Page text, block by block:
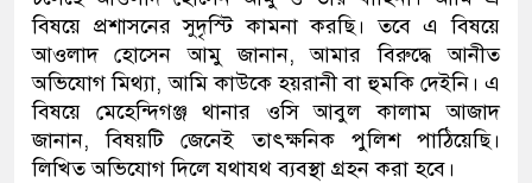
বিষয়ে প্রশাসনের সুদৃস্টি কামনা করছি। তবে এ বিষয়ে
আওলাদ হোসেন আমু জানান, আমার বিরুদ্ধে আনীত
অভিযোগ মিথ্যা, আমি কাউকে হয়রানী বা হুমকি দেইনি। এ
বিষয়ে মেহেন্দিগঞ্জ থানার ওসি আবুল কালাম আজাদ
জানান, বিষয়টি জেনেই তাৎক্ষনিক পুলিশ পাঠিয়েছি।
লিখিত অভিযোগ দিলে যথাযথ ব্যবস্থা গ্রহন করা হবে।